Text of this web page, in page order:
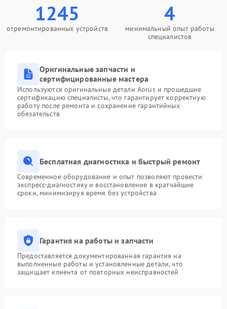
1245
отремонтированных устройств
4
минимальный опыт работы
специалистов
Оригинальные запчасти и
сертифицированные мастера
Используются оригинальные детали Aorus и прошедшие
сертификацию специалисты, что гарантирует корректную
работу после ремонта и сохранение гарантийных
обязательств
Бесплатная диагностика и быстрый ремонт
Современное оборудование и опыт позволяют провести
экспресс-диагностику и восстановление в кратчайшие
сроки, минимизируя время без устройства
Гарантия на работы и запчасти
Предоставляется документированная гарантия на
выполненные работы и установленные детали, что
защищает клиента от повторных неисправностей